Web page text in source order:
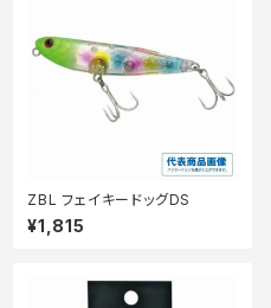
ZBL フェイキードッグDS
¥1,815